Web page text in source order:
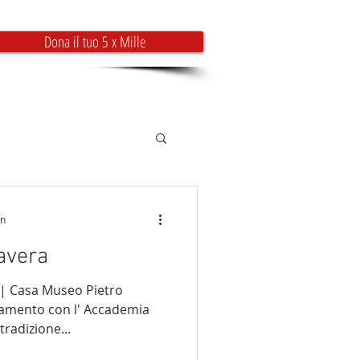
Dona il tuo 5 x Mille
INFO & CONTATTI
Casa Museo Pietro
con l' Accademia